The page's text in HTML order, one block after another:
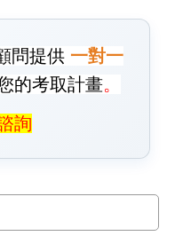
問提供 一對一
的考取計畫。
詢